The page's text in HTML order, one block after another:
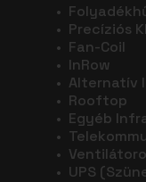
•
• Precíziós
• Fan-Coil
• InRow
• Alternatív
• Rooftop
• Egyéb
•
•
• UPS